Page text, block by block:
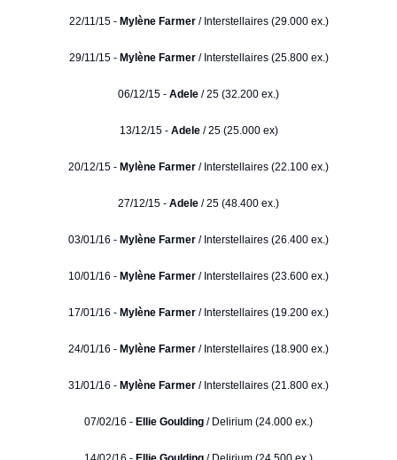
22/11/15 - Mylène Farmer/ Interstellaires (29.000 ex.)
29/11/15 - Mylène Farmer/ Interstellaires (25.800 ex.)
06/12/15 - Adele / 25 (32.200 ex.)
13/12/15 - Adele / 25 (25.000 ex)
20/12/15 - Mylène Farmer / Interstellaires (22.100 ex.)
27/12/15 - Adele / 25 (48.400 ex.)
03/01/16 - Mylène Farmer / Interstellaires (26.400 ex.)
10/01/16 - Mylène Farmer / Interstellaires (23.600 ex.)
17/01/16 - Mylène Farmer / Interstellaires (19.200 ex.)
24/01/16 - Mylène Farmer / Interstellaires (18.900 ex.)
31/01/16 - Mylène Farmer / Interstellaires (21.800 ex.)
07/02/16 - Ellie Goulding / Delirium (24.000 ex.)